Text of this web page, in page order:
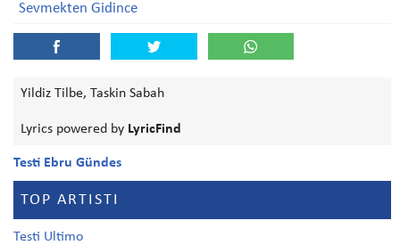
Sevmekten Gidince
Yildiz Tilbe, Taskin Sabah
Lyrics powered by LyricFind
Testi Ebru Gündes
TOP ARTISTI
Testi Ultimo